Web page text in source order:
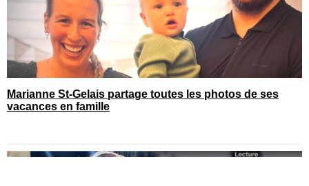
Marianne St-Gelais partage toutes les photos de ses
vacances en famille